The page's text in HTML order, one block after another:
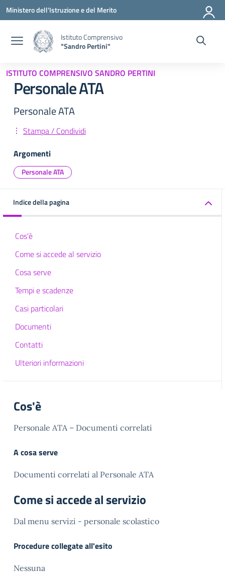
Vai ai contenuti
Vai al menu di navigazione
Vai al footer
Ministero dell'Istruzione e del Merito
Istituto Comprensivo
"Sandro Pertini"
ISTITUTO COMPRENSIVO SANDRO PERTINI
Personale ATA
Personale ATA
Stampa / Condividi
Argomenti
Personale ATA
Indice della pagina
Cos'è
Come si accede al servizio
Cosa serve
Tempi e scadenze
Casi particolari
Documenti
Contatti
Ulteriori informazioni
Cos'è
Personale ATA – Documenti correlati
A cosa serve
Documenti correlati al Personale ATA
Come si accede al servizio
Dal menu servizi - personale scolastico
Procedure collegate all'esito
Nessuna